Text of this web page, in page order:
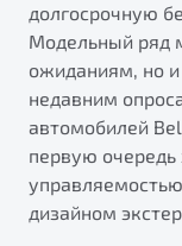
долгосрочную
Модельный ряд
ожиданиям, но и
недавним
автомобилей
первую
дизайном